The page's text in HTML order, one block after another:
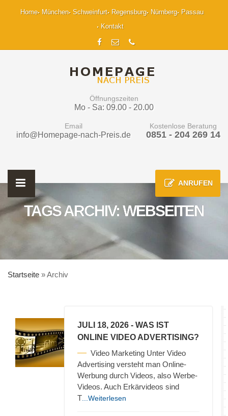
Home München Schweinfurt Regensburg Nürnberg
Passau
Kontakt
Öffnungszeiten
Mo - Sa: 09.00 - 20.00
Email
info@Homepage-nach-Preis.de
Kostenlose Beratung
0851 - 204 269 14
ANRUFEN
TAGS ARCHIV: WEBSEITEN
Startseite »Archiv
JULI 18, 2026 - WAS IST
ONLINE VIDEO ADVERTISING?
Video Marketing Unter Video
Advertising versteht man Online-
Werbung durch Videos, also Werbe-
Videos. Auch Erkärvideos sind
T ...Weiterlesen